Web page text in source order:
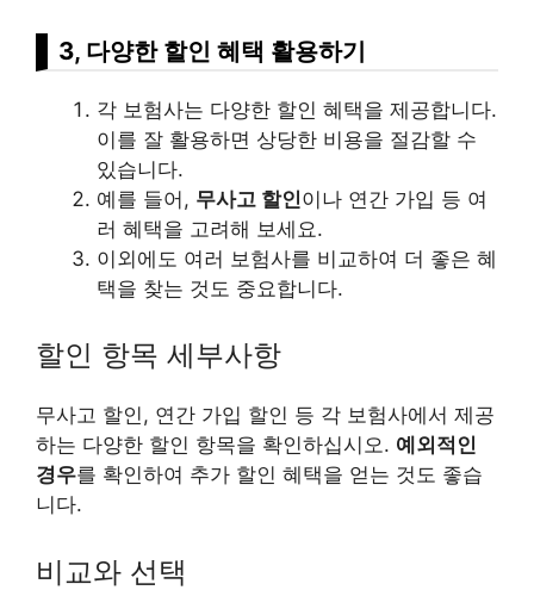
3, 다양한 할인 혜택 활용하기
각 보험사는 다양한 할인 혜택을 제공합니다.
이를 잘 활용하면 상당한 비용을 절감할 수
있습니다.
예를 들어, 무사고 할인이나 연간 가입 등 여
러 혜택을 고려해 보세요.
이외에도 여러 보험사를 비교하여 더 좋은 혜
택을 찾는 것도 중요합니다.
할인 항목 세부사항
무사고 할인, 연간 가입 할인 등 각 보험사에서 제공
하는 다양한 할인 항목을 확인하십시오. 예외적인
경우를 확인하여 추가 할인 혜택을 얻는 것도 좋습
니다.
비교와 선택